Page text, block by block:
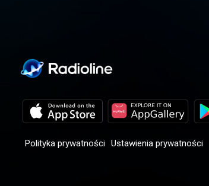
Polityka prywatności Ustawienia prywatności